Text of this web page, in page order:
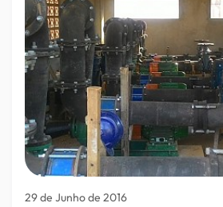
29 de Junho de 2016